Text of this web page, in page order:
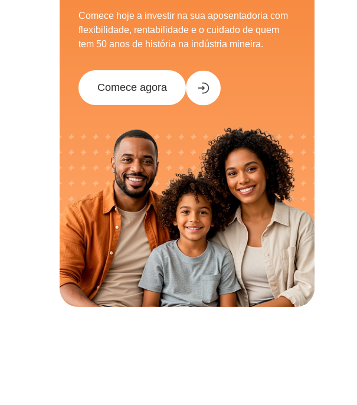
Comece hoje a investir na sua aposentadoria com
flexibilidade, rentabilidade e o cuidado de quem
tem 50 anos de história na indústria mineira.
Comece agora